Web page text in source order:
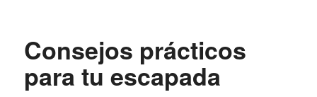
Consejos prácticos
para tu escapada